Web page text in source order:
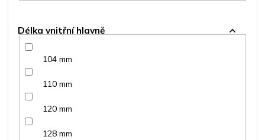
Délka vnitřní hlavně
104 mm
110 mm
120 mm
128 mm